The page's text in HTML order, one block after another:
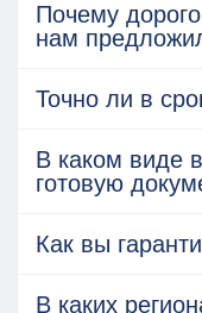
Почему
нам
Точно ли в
В каком виде
готовую
Как вы
В каких